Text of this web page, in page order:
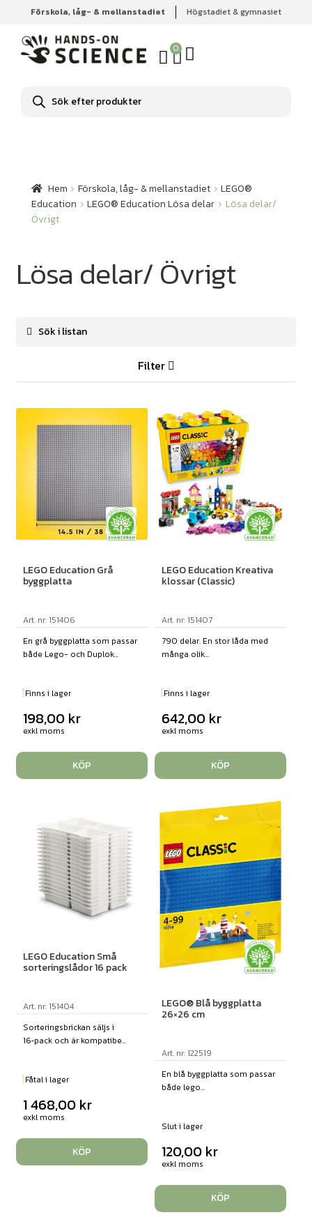
Förskola, låg- & mellanstadiet Högstadiet & gymnasiet
0
Produktsökning
Hem Förskola, låg- & mellanstadiet
LEGO® Education
LEGO® Education Lösa delar
Hem Förskola, låg- & mellanstadiet
LEGO®
Education
LEGO® Education Lösa delar
Lösa delar/
Övrigt
Lösa delar/ Övrigt
Filter
LEGO Education Grå
byggplatta
Art. nr: 151406
En grå byggplatta som passar
både Lego- och Duplok...
Finns i lager
198,00 kr
exkl moms
KÖP
LEGO Education Kreativa
klossar (Classic)
Art. nr: 151407
790 delar. En stor låda med
många olik...
Finns i lager
642,00 kr
exkl moms
KÖP
LEGO Education Små
sorteringslådor 16 pack
Art. nr: 151404
Sorteringsbrickan säljs i
16‑pack och är kompatibe...
Fåtal i lager
1 468,00 kr
exkl moms
KÖP
LEGO® Blå byggplatta
26×26 cm
Art. nr: 122519
En blå byggplatta som passar
både lego...
Slut i lager
120,00 kr
exkl moms
KÖP